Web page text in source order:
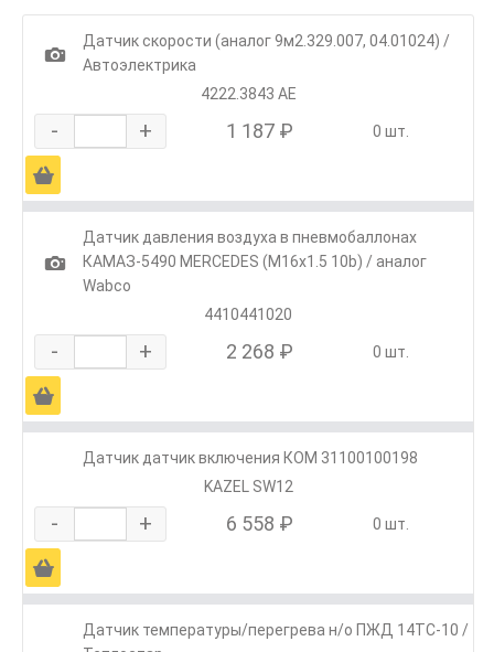
1
Датчик скорости (аналог 9м2.329.007, 04.01024) /
Автоэлектрика
4222.3843 АЕ
- + 1 187 ₽ 0 шт.
Ä
1
Датчик давления воздуха в пневмобаллонах
КАМАЗ-5490 MERCEDES (M16х1.5 10b) / аналог
Wabco
4410441020
- + 2 268 ₽ 0 шт.
Ä
Датчик датчик включения КОМ 31100100198
KAZEL SW12
- + 6 558 ₽ 0 шт.
Ä
Датчик температуры/перегрева н/о ПЖД 14ТС-10 /